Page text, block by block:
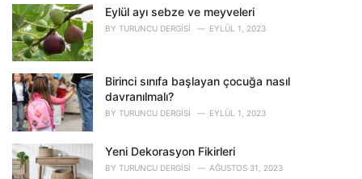
:
Eylül ayı sebze ve meyveleri
BY TURUNCU DERGISI EYLÜL 1, 2023
Birinci sınıfa başlayan çocuğa nasıl
davranılmalı?
BY TURUNCU DERGISI EYLÜL 1, 2023
Yeni Dekorasyon Fikirleri
BY TURUNCU DERGISI AĞUSTOS 31, 2023